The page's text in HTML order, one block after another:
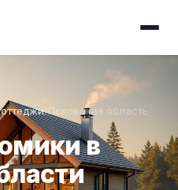
/Псковская область
в